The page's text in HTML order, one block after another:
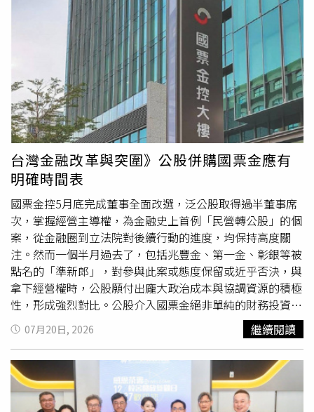
時。【桃園市】桃園市共有3處停水。龍潭區中正里、龍興
里、中山里、永興里及九龍里，因辦理中正路管線工程，今
日上午10時至下午5時停水7小時；新屋區
清華
區及周邊巷
弄因辦理管網封閉調查，今日上午9時至中午12時停水3小
時；大園區南和路、園科路、園航路、學區街道、文治路、
環區中路、環區南路、環區西路及航科路等路段，因辦理新
裝工程及斷管連絡，今日上午10時起停水8小時。【新竹
縣】新竹縣共有2處停水。芎林鄉三民路、文山路、東海三
街、綠獅一街、綠獅三街、綠獅五街及金獅系列街道，因辦
理新裝施工及100DIP管斷管連絡，今日上午9時至11時停水
2小時；新豐鄉福興村及湖口鄉德興北路、和豐路部分路
段，因辦理供水延管工程斷管連絡，今日下午1時至5時停水
4小時。【苗栗縣】苗栗縣公館鄉南陽道、玉清道路及農苗
公8號道路，因辦理頭屋鄉曲洞村供水延管工程管線聯絡，
今日下午1時至5時停水4小時。【台中市】台中市共有6處
停水，其中南區福田三街、福田二街及福田路因辦理汰換管
線工程，今日上午8時至晚間6時30分停水10.5小時，為今
日全台停水最久地區。此外，西區、西屯區、中區、大里區
及正德路部分路段，也因汰換管線工程，停水8.5小時至9.5
小時不等。【彰化縣】彰化縣鹿港鎮勝利街、平和路、思源
路及鹿東路，因辦理平和路等路段汰換管線工程，今日上午
8時至下午5時停水9小時。【雲林縣】雲林縣台西鄉台西
村、海南村、海口村及中山路、民族路、民權路，因辦理海
口村汰換管線工程新舊管連接，今日上午8時至晚間6時停水
台灣金融改革與突圍》公股併購國票金應有
明確時間表
國票金控5月底完成董事全面改選，泛公股取得過半董事席
次，掌握經營主導權，為金融史上首例「民營轉公股」的個
案，從金融圈到立法院對後續行動的進度，均保持高度關
注。然而一個半月過去了，包括兆豐金、第一金、彰銀等被
點名的「準新郎」，對參與此案或態度保留或近乎否決，與
拿下經營權時，公股願付出龐大政治成本與協調資源的積極
性，形成強烈對比。公股介入國票金絕非單純的財務投資。
國票金長年受民股意見分歧影響，未能引進實體銀行，補齊
金控版圖最重要的拼圖，財政部這次出手，既可為公股整併
鋪路，也可改變多方共治的現況健全經營，實為一舉多得，
外界亦有頗高的期待。惟拿下主導權以來，遲遲不見公股的
下一步動作，此情況如持續下去，成為「只買不併」的懸疑
劇，不僅讓人霧裡看花，原來挹注的整頓治理成本付諸流
07月20日, 2026 繼續閱讀